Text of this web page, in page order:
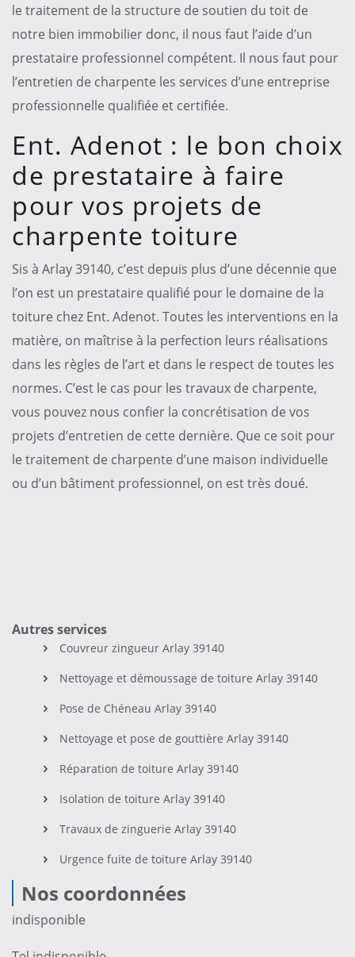
le traitement de la structure de soutien du toit de
notre bien immobilier donc, il nous faut l’aide d’un
prestataire professionnel compétent. Il nous faut pour
l’entretien de charpente les services d’une entreprise
professionnelle qualifiée et certifiée.
Ent. Adenot : le bon choix
de prestataire à faire
pour vos projets de
charpente toiture
Sis à Arlay 39140, c’est depuis plus d’une décennie que
l’on est un prestataire qualifié pour le domaine de la
toiture chez Ent. Adenot. Toutes les interventions en la
matière, on maîtrise à la perfection leurs réalisations
dans les règles de l’art et dans le respect de toutes les
normes. C’est le cas pour les travaux de charpente,
vous pouvez nous confier la concrétisation de vos
projets d’entretien de cette dernière. Que ce soit pour
le traitement de charpente d’une maison individuelle
ou d’un bâtiment professionnel, on est très doué.
Autres services
Couvreur zingueur Arlay 39140
Nettoyage et démoussage de toiture Arlay 39140
Pose de Chéneau Arlay 39140
Nettoyage et pose de gouttière Arlay 39140
Réparation de toiture Arlay 39140
Isolation de toiture Arlay 39140
Travaux de zinguerie Arlay 39140
Urgence fuite de toiture Arlay 39140
Nos coordonnées
indisponible